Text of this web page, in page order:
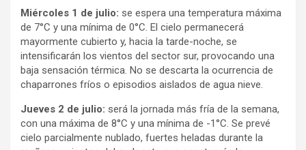
Miércoles 1 de julio: se espera una temperatura máxima
de 7°C y una mínima de 0°C. El cielo permanecerá
mayormente cubierto y, hacia la tarde-noche, se
intensificarán los vientos del sector sur, provocando una
baja sensación térmica. No se descarta la ocurrencia de
chaparrones fríos o episodios aislados de agua nieve.
Jueves 2 de julio: será la jornada más fría de la semana,
con una máxima de 8°C y una mínima de -1°C. Se prevé
cielo parcialmente nublado, fuertes heladas durante la